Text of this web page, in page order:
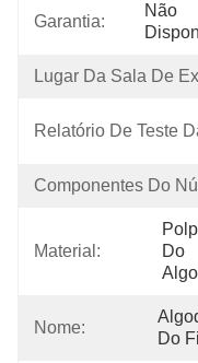
Garantia:
Não
Lugar Da Sala De
Relatório De Teste
Componentes Do
Material:
Do
Nome:
Do